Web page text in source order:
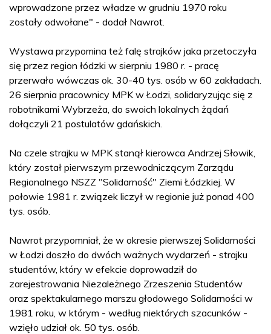
wprowadzone przez władze w grudniu 1970 roku
zostały odwołane" - dodał Nawrot.
Wystawa przypomina też falę strajków jaka przetoczyła
się przez region łódzki w sierpniu 1980 r. - pracę
przerwało wówczas ok. 30-40 tys. osób w 60 zakładach.
26 sierpnia pracownicy MPK w Łodzi, solidaryzując się z
robotnikami Wybrzeża, do swoich lokalnych żądań
dołączyli 21 postulatów gdańskich.
Na czele strajku w MPK stanął kierowca Andrzej Słowik,
który został pierwszym przewodniczącym Zarządu
Regionalnego NSZZ "Solidarność" Ziemi Łódzkiej. W
połowie 1981 r. związek liczył w regionie już ponad 400
tys. osób.
Nawrot przypomniał, że w okresie pierwszej Solidarności
w Łodzi doszło do dwóch ważnych wydarzeń - strajku
studentów, który w efekcie doprowadził do
zarejestrowania Niezależnego Zrzeszenia Studentów
oraz spektakularnego marszu głodowego Solidarności w
1981 roku, w którym - według niektórych szacunków -
wzięło udział ok. 50 tys. osób.